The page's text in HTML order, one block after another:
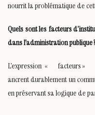
nourrit la problématique de
Quels sont les facteurs
dans l’administration publique
L’expression « facteurs »
ancrent durablement un
en préservant sa logique de